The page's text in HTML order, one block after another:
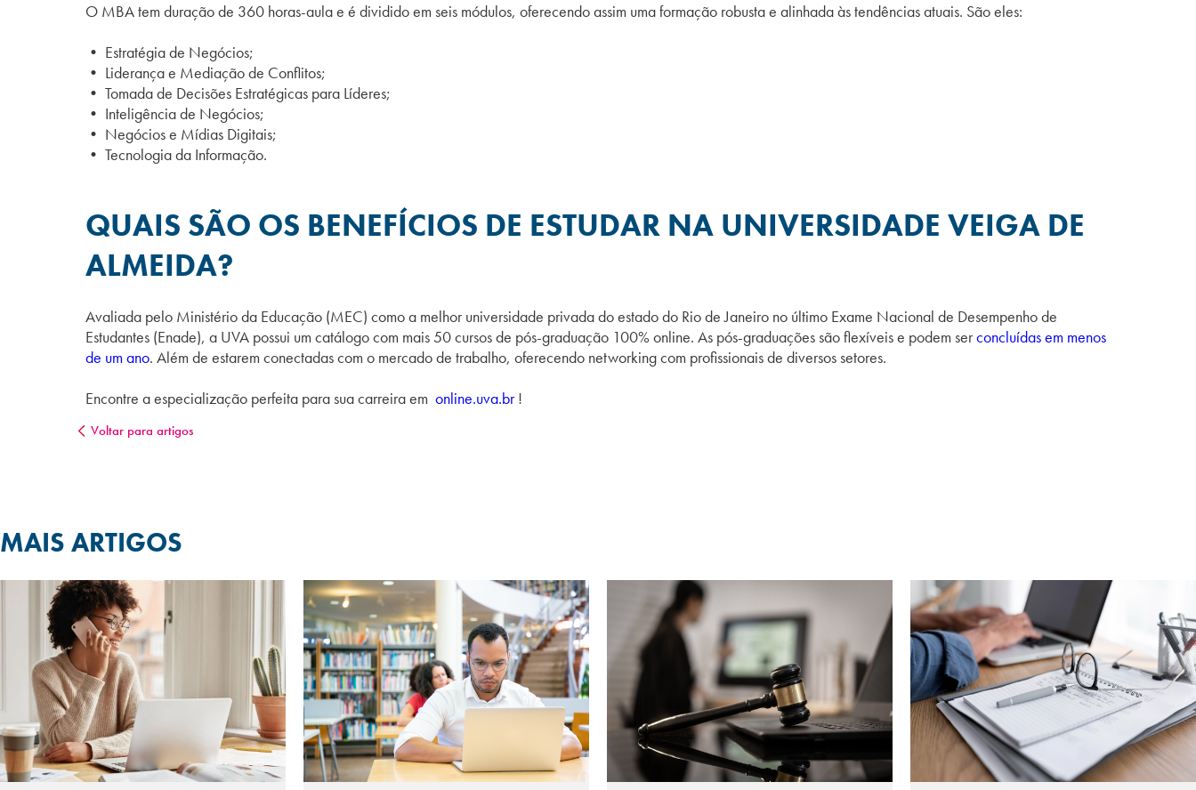
O MBA tem duração de 360 horas-aula e é dividido em seis módulos, oferecendo assim umaformação robusta e alinhada às tendências atuais. São eles:
• Estratégia de Negócios;
• Liderança e Mediação de Conflitos;
• Tomada de Decisões Estratégicas para Líderes;
• Inteligência de Negócios;
• Negócios e Mídias Digitais;
• Tecnologia da Informação.
QUAIS SÃO OS BENEFÍCIOS DE ESTUDAR NA UNIVERSIDADE VEIGA DE
ALMEIDA?
Avaliada pelo Ministério da Educação (MEC) como a melhor universidade privada do estado do Rio de Janeiro no último Exame Nacional de Desempenho de
Estudantes (Enade), a UVA possui um catálogo com mais 50 cursos de pós-graduação 100% online. As pós-graduações são flexíveis e podem serconcluídas em menos
de um ano. Além de estarem conectadas com o mercado de trabalho, oferecendo networkingcom profissionais de diversos setores.
Encontre a especialização perfeita para sua carreira em online.uva.br!
Voltar para artigos
MAIS ARTIGOS